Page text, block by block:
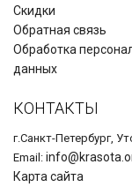
Скидки
Обратная связь
Обработка
данных
КОНТАКТЫ
г.Санкт-Петербург,
Email:
Карта сайта